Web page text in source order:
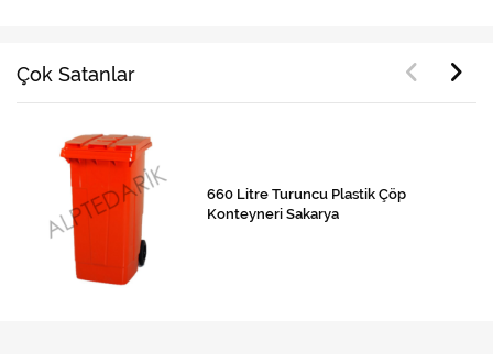
Çok Satanlar
660 Litre Turuncu Plastik Çöp
Konteyneri Sakarya